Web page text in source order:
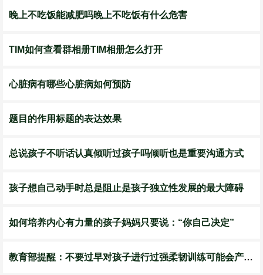
​晚上不吃饭能减肥吗晚上不吃饭有什么危害
TIM如何查看群相册TIM相册怎么打开
​心脏病有哪些心脏病如何预防
​题目的作用标题的表达效果
总说孩子不听话认真倾听过孩子吗倾听也是重要沟通方式
孩子想自己动手时总是阻止是孩子独立性发展的最大障碍
如何培养内心有力量的孩子妈妈只要说：“你自己决定”
​教育部提醒：不要过早对孩子进行过强柔韧训练可能会产生哪些风险